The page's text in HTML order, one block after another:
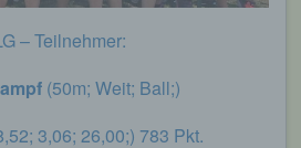
– Teilnehmer:
(50m; Weit; Ball;)
3,06; 26,00;) 783 Pkt.